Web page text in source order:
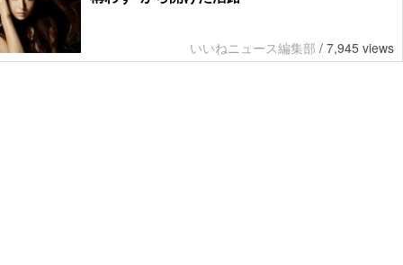
いいねニュース編集部 / 7,945 views